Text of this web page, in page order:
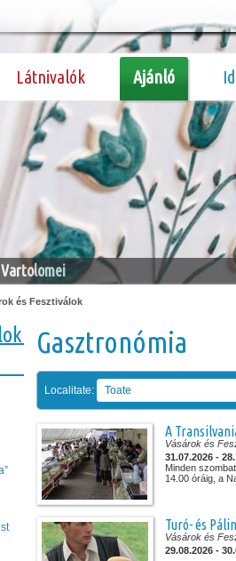
Látnivalók Ajánló
és Fesztiválok
Gasztronómia
Localitate: Toate
A
Vásárok és
31.07.2026 -
Minden
14.00 óráig, a
Turó- és
Vásárok és
29.08.2026 -